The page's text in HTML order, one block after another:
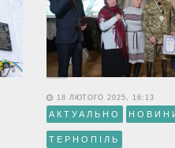
18 ЛЮТОГО 2025, 16:13
АКТУАЛЬНО
ТЕРНОПІЛЬ